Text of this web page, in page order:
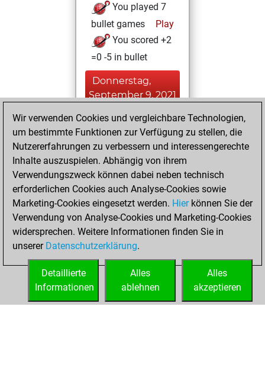
You played 7
bullet games
Play
You scored +2
=0 -5 in bullet
Donnerstag,
September 9, 2021
You played 39
slow games
Play
=0 -24 in slow games
Mittwoch,
Dezember 16,
2020
You created
your Fritz account
Wir verwenden Cookies und vergleichbare Technologien,
um bestimmte Funktionen zur Verfügung zu stellen, die
Nutzererfahrungen zu verbessern und interessengerechte
Inhalte auszuspielen. Abhängig von ihrem
Verwendungszweck können dabei neben technisch
erforderlichen Cookies auch Analyse-Cookies sowie
Marketing-Cookies eingesetzt werden. Hierkönnen Sie der
Verwendung von Analyse-Cookies und Marketing-Cookies
widersprechen. Weitere Informationen finden Sie in
unserer Datenschutzerklärung.
Alles
akzeptieren
Alles
ablehnen
Detaillierte
Informationen